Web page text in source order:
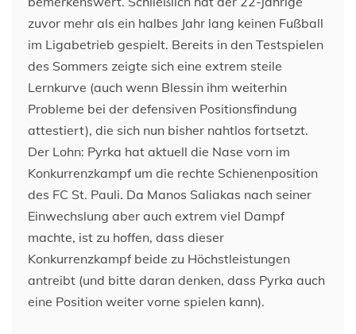
zuvor mehr als ein halbes Jahr lang keinen Fußball
im Ligabetrieb gespielt. Bereits in den Testspielen
des Sommers zeigte sich eine extrem steile
Lernkurve (auch wenn Blessin ihm weiterhin
Probleme bei der defensiven Positionsfindung
attestiert), die sich nun bisher nahtlos fortsetzt.
Der Lohn: Pyrka hat aktuell die Nase vorn im
Konkurrenzkampf um die rechte Schienenposition
des FC St. Pauli. Da Manos Saliakas nach seiner
Einwechslung aber auch extrem viel Dampf
machte, ist zu hoffen, dass dieser
Konkurrenzkampf beide zu Höchstleistungen
antreibt (und bitte daran denken, dass Pyrka auch
eine Position weiter vorne spielen kann).